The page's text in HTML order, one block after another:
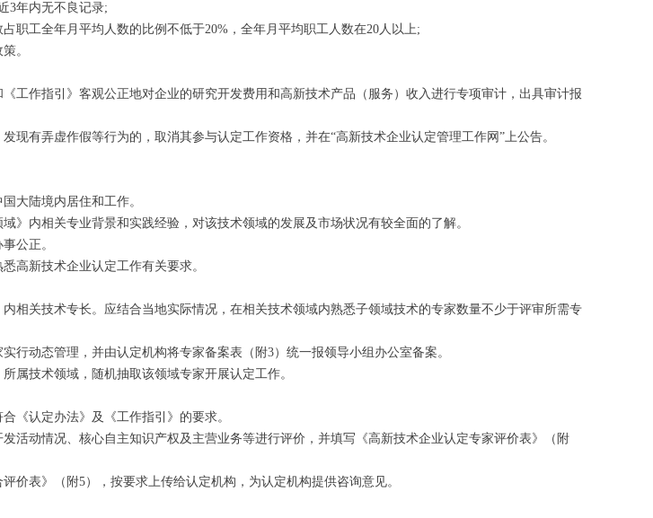
3年内无不良记录;
职工全年月平均人数的比例不低于20%，全年月平均职工人数在20人以上;
。
《工作指引》客观公正地对企业的研究开发费用和高新技术产品（服务）收入进行专项审计，出具审计报
现有弄虚作假等行为的，取消其参与认定工作资格，并在“高新技术企业认定管理工作网”上公告。
大陆境内居住和工作。
》内相关专业背景和实践经验，对该技术领域的发展及市场状况有较全面的了解。
公正。
高新技术企业认定工作有关要求。
内相关技术专长。应结合当地实际情况，在相关技术领域内熟悉子领域技术的专家数量不少于评审所需专
行动态管理，并由认定机构将专家备案表（附3）统一报领导小组办公室备案。
属技术领域，随机抽取该领域专家开展认定工作。
《认定办法》及《工作指引》的要求。
发活动情况、核心自主知识产权及主营业务等进行评价，并填写《高新技术企业认定专家评价表》（附
价表》（附5），按要求上传给认定机构，为认定机构提供咨询意见。